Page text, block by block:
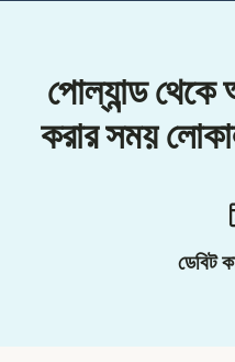
পোল্যান্ড থেকে
করার সময়
ডেবিট